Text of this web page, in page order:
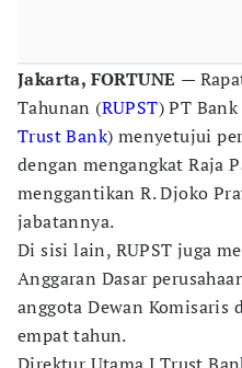
Jakarta, FORTUNE —
Tahunan (RUPST) PT
Trust Bank) menyetujui
dengan mengangkat Raja
menggantikan R. Djoko
jabatannya.
Di sisi lain, RUPST juga
Anggaran Dasar
anggota Dewan
empat tahun.